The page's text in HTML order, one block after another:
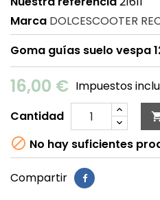
Marca DOLCESCOOTER
Goma guías suelo vespa
16,00 € Impuestos
Cantidad
 No hay suficientes
Compartir